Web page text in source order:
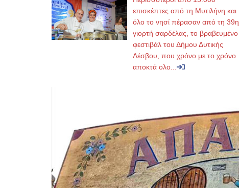
επισκέπτες από τη Μυτιλήνη και
όλο το νησί πέρασαν από τη 39η
γιορτή σαρδέλας, το βραβευμένο
φεστιβάλ του Δήμου Δυτικής
Λέσβου, που χρόνο με το χρόνο
αποκτά ολο...